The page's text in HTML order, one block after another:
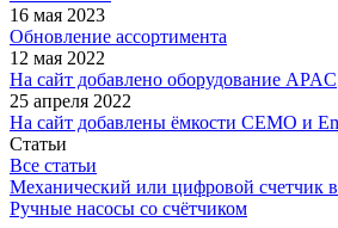
16 мая 2023
Обновление ассортимента
12 мая 2022
На сайт добавлено оборудование APAC
25 апреля 2022
На сайт добавлены ёмкости CEMO и
Статьи
Все статьи
Механический или цифровой счетчик
Ручные насосы со счётчиком